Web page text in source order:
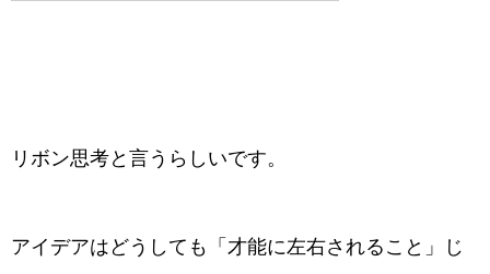
リボン思考と言うらしいです。
アイデアはどうしても「才能に左右されること」じ